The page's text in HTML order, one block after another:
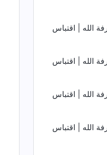
الله | اقتباس
الله | اقتباس
الله | اقتباس
الله | اقتباس